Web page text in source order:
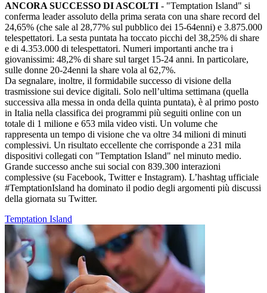
ANCORA SUCCESSO DI ASCOLTI - "Temptation Island" si
conferma leader assoluto della prima serata con una share record del
24,65% (che sale al 28,77% sul pubblico dei 15-64enni) e 3.875.000
telespettatori. La sesta puntata ha toccato picchi del 38,25% di share
e di 4.353.000 di telespettatori. Numeri importanti anche tra i
giovanissimi: 48,2% di share sul target 15-24 anni. In particolare,
sulle donne 20-24enni la share vola al 62,7%.
Da segnalare, inoltre, il formidabile successo di visione della
trasmissione sui device digitali. Solo nell’ultima settimana (quella
successiva alla messa in onda della quinta puntata), è al primo posto
in Italia nella classifica dei programmi più seguiti online con un
totale di 1 milione e 653 mila video visti. Un volume che
rappresenta un tempo di visione che va oltre 34 milioni di minuti
complessivi. Un risultato eccellente che corrisponde a 231 mila
dispositivi collegati con "Temptation Island" nel minuto medio.
Grande successo anche sui social con 839.300 interazioni
complessive (su Facebook, Twitter e Instagram). L’hashtag ufficiale
#TemptationIsland ha dominato il podio degli argomenti più discussi
della giornata su Twitter.
Temptation Island